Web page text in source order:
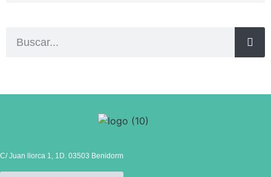
C/ Juan llorca 1, 1D. 03503 Benidorm